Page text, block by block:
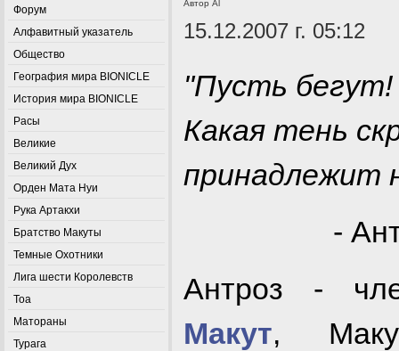
Форум
Алфавитный указатель
Общество
География мира BIONICLE
История мира BIONICLE
Расы
Великие
Великий Дух
Орден Мата Нуи
Рука Артакхи
Братство Макуты
Темные Охотники
Лига шести Королевств
Тоа
Матораны
Турага
Автор Al
15.12.2007 г. 05:12
"Пусть
Какая тень
принадлежит
-
Антроз -
Макут,